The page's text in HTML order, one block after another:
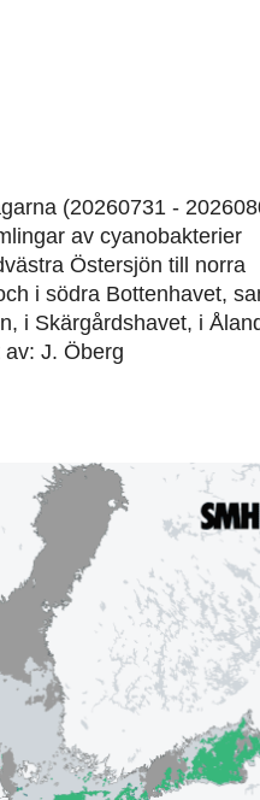
(20260731 -
av cyanobakterier
Östersjön till norra
i södra Bottenhavet,
i Skärgårdshavet, i
J. Öberg